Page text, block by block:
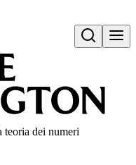
Open search
teoria dei numeri